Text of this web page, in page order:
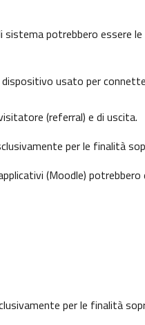
potrebbero essere
usato per
(referral) e di uscita.
per le finalità
(Moodle) potrebbero
per le finalità